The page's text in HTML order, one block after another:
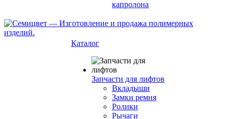
капролона
Каталог
Запчасти для лифтов
Вкладыши
Замки ремня
Ролики
Рычаги